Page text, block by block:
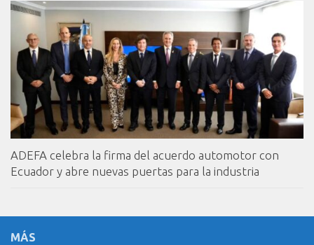
ADEFA celebra la firma del acuerdo automotor con
Ecuador y abre nuevas puertas para la industria
MÁS